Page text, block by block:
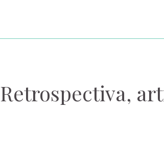
Retrospectiva,